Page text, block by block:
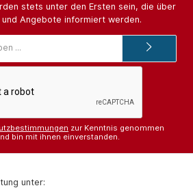
stets unter den Ersten sein, die über
Angebote informiert werden.
Mail-
zur Kenntnis genommen
bin mit ihnen einverstanden.
unter: